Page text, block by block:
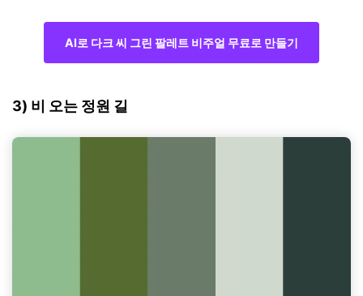
AI로 다크 씨 그린 팔레트 비주얼 무료로 만들기
3) 비 오는 정원 길